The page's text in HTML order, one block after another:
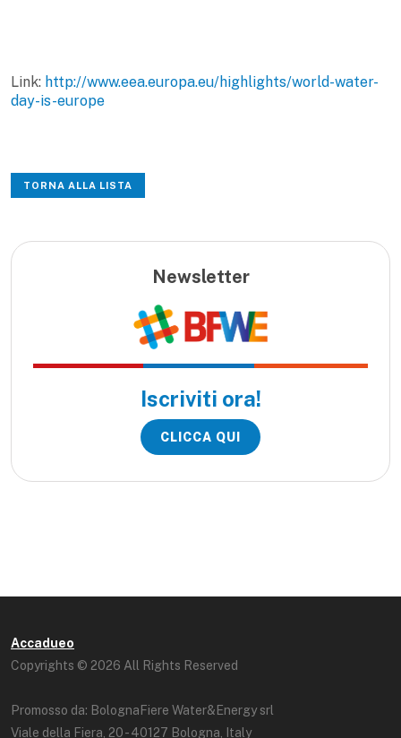
Link: http://www.eea.europa.eu/highlights/world-water-
day-is-europe
TORNA ALLA LISTA
Newsletter
Iscriviti ora!
CLICCA QUI
Accadueo
Copyrights © 2026 All Rights Reserved
Promosso da: BolognaFiere Water&Energy srl
Viale della Fiera, 20 - 40127 Bologna, Italy